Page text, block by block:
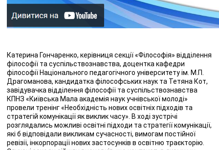
Катерина Гончаренко, керівниця секції «Філософія» відділення
філософії та суспільствознавства, доцентка кафедри
філософії Національного педагогічного університету ім. М.П.
Драгоманова, кандидатка філософських наук та Тетяна Кот,
завідувачка відділення філософії та суспільствознавства
КПНЗ «Київська Мала академія наук учнівської молоді»
провели тренінг «Необхідність нових освітніх підходів та
стратегій комунікації як виклик часу». В ході зустрічі
розглядались можливі освітні підходи та стратегії комунікації,
які б відповідали викликам сучасності, вимогам постійної
ревізії, інкорпорації нових застосунків в освітню траєкторію.